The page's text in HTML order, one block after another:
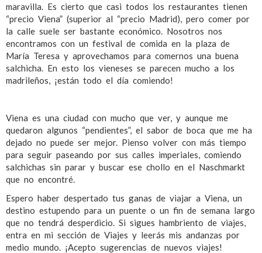
maravilla. Es cierto que casi todos los restaurantes tienen
“precio Viena” (superior al “precio Madrid), pero comer por
la calle suele ser bastante económico. Nosotros nos
encontramos con un festival de comida en la plaza de
María Teresa y aprovechamos para comernos una buena
salchicha. En esto los vieneses se parecen mucho a los
madrileños, ¡están todo el día comiendo!
Viena es una ciudad con mucho que ver, y aunque me
quedaron algunos “pendientes”, el sabor de boca que me ha
dejado no puede ser mejor. Pienso volver con más tiempo
para seguir paseando por sus calles imperiales, comiendo
salchichas sin parar y buscar ese chollo en el Naschmarkt
que no encontré.
Espero haber despertado tus ganas de viajar a Viena, un
destino estupendo para un puente o un fin de semana largo
que no tendrá desperdicio. Si sigues hambriento de viajes,
entra en mi sección de Viajes y leerás mis andanzas por
medio mundo. ¡Acepto sugerencias de nuevos viajes!